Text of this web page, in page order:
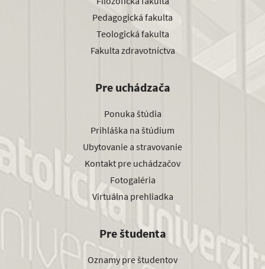
Pedagogická fakulta
Teologická fakulta
Fakulta zdravotníctva
Pre uchádzača
Ponuka štúdia
Prihláška na štúdium
Ubytovanie a stravovanie
Kontakt pre uchádzačov
Fotogaléria
Virtuálna prehliadka
Pre študenta
Oznamy pre študentov